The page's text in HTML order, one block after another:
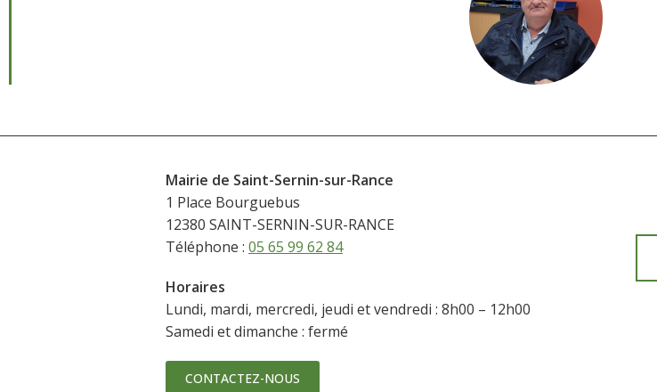
Mairie de Saint-Sernin-sur-Rance
1 Place Bourguebus
12380 SAINT-SERNIN-SUR-RANCE
Téléphone : 05 65 99 62 84
Horaires
Lundi, mardi, mercredi, jeudi et vendredi : 8h00 – 12h00
Samedi et dimanche : fermé
CONTACTEZ-NOUS